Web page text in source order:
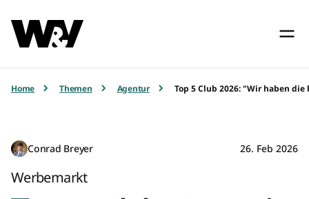
Home Themen Agentur Top 5 Club 2026: "Wir haben
Conrad Breyer 26. Feb 2026
Werbemarkt